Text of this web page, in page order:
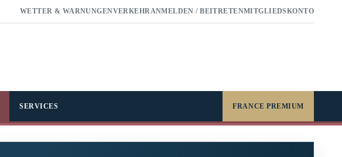
WETTER & WARNUNGENVERKEHRANMELDEN / BEITRETENMITGLIEDSKONTO
SERVICES FRANCE PREMIUM